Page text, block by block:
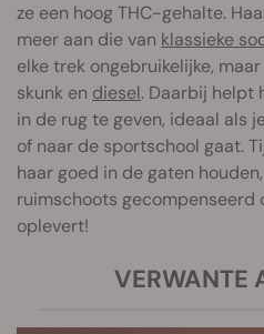
ze een hoog THC-gehalte.
meer aan die van klassieke
elke trek ongebruikelijke,
skunk en diesel. Daarbij helpt
in de rug te geven, ideaal als
of naar de sportschool gaat.
haar goed in de gaten
ruimschoots gecompenseerd
oplevert!
VERWANTE